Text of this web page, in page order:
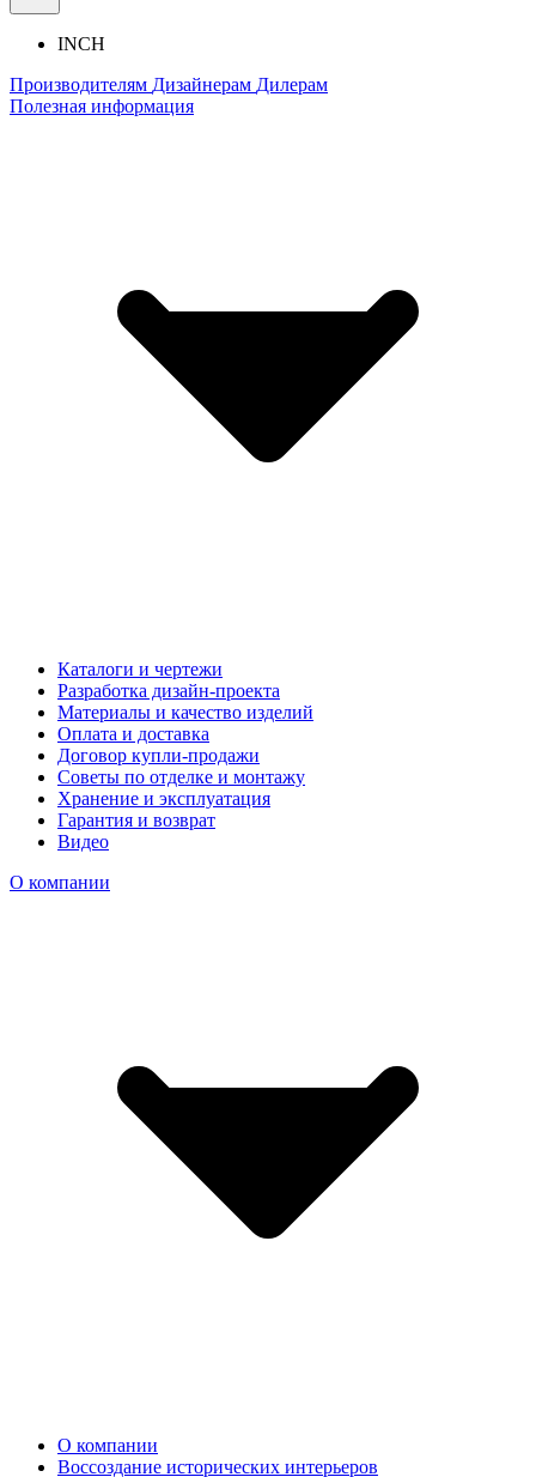
INCH
Производителям Дизайнерам Дилерам
Полезная информация
Каталоги и чертежи
Разработка дизайн-проекта
Материалы и качество изделий
Оплата и доставка
Договор купли-продажи
Советы по отделке и монтажу
Хранение и эксплуатация
Гарантия и возврат
Видео
О компании
О компании
Воссоздание исторических интерьеров